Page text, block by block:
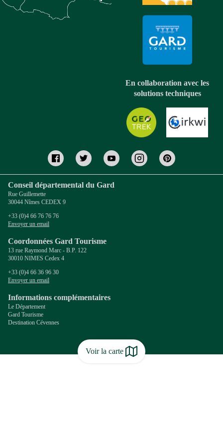
Voir la carte
En collaboration avec les
solutions techniques
Conseil départemental du Gard
Rue Guillemette
30044 Nîmes CEDEX 9
+33 (0)4 66 76 76 76
Envoyer un email
Coordonnées Gard Tourisme
13 rue Raymond Marc - B.P. 122
30010 NIMES Cedex 4
+33 (0)4 66 36 96 30
Envoyer un email
Informations complémentaires
Le Département
Gard Tourisme
Destination Cévennes